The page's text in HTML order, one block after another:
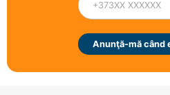
Anunţă-mă când